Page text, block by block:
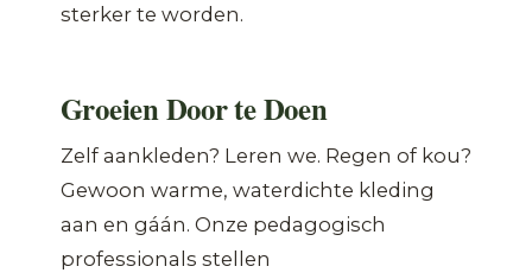
sterker te worden.
Groeien Door te Doen
Zelf aankleden? Leren we. Regen of kou?
Gewoon warme, waterdichte kleding
aan en gáán. Onze pedagogisch
professionals stellen